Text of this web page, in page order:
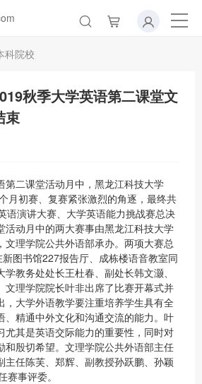
科院校
秋季大学英语第二课堂文
束
第二课堂活动月中，黑龙江科技大学
月初赛、复赛紧张激烈的角逐，最终共
语演讲大赛、大学英语能力挑战赛总决
活动月中的两大赛事由黑龙江科技大学
文理学院公共外语部承办。两项大赛总
图书馆227报告厅、成栋楼语音教室同
教务处处长王杜春、副处长韩文灏、
文理学院院长叶非出席了比赛开幕式并
，大学外语教学要注重培养学生具有全
、精通中外文化和沟通交流的能力。叶
尤其是英语交际能力的重要性，同时对
和殷切希望。文理学院公共外语部主任
主任陈芙、郑辉、副教授孙跃鹏、孙颖
赛事评委。